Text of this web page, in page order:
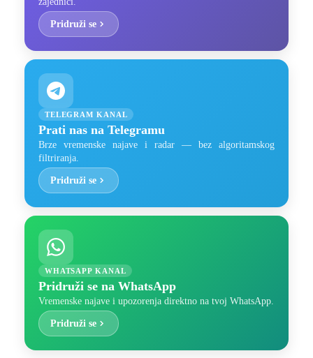
Pridruži se
TELEGRAM KANAL
Prati nas na Telegramu
Brze vremenske najave i radar — bez algoritamskog
filtriranja.
Pridruži se
WHATSAPP KANAL
Pridruži se na WhatsApp
Vremenske najave i upozorenja direktno na tvoj WhatsApp.
Pridruži se